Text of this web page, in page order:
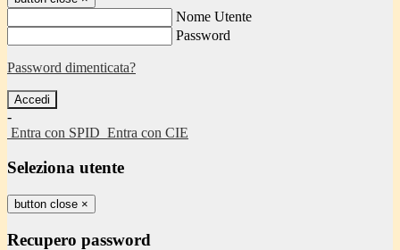
Nome Utente
Password
Password dimenticata?
-
Entra con SPID Entra con CIE
Seleziona utente
button close ×
Recupero password